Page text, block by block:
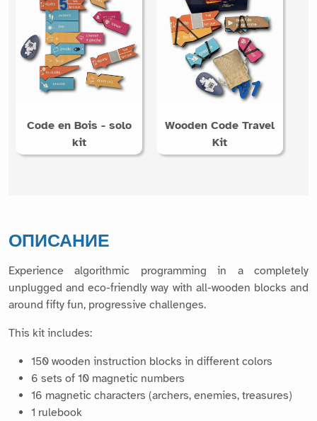
Code en Bois - solo
kit
Wooden Code Travel
Kit
ОПИСАНИЕ
Experience algorithmic programming in a completely
unplugged and eco-friendly way with all-wooden blocks and
around fifty fun, progressive challenges.
This kit includes:
150 wooden instruction blocks in different colors
6 sets of 10 magnetic numbers
16 magnetic characters (archers, enemies, treasures)
1 rulebook